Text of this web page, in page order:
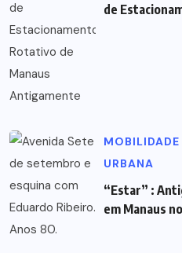
de
MOBILIDADE
URBANA
“Estar” :
em Manaus